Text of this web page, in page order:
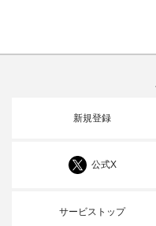
新規登録
公式X
サービストップ